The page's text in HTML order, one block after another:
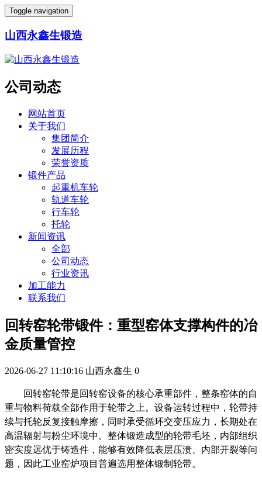
Toggle navigation
山西永鑫生锻造
公司动态
网站首页
关于我们
集团简介
发展历程
荣誉资质
锻件产品
起重机车轮
轨道车轮
行车轮
托轮
新闻资讯
全部
公司动态
行业资讯
加工能力
联系我们
回转窑轮带锻件：重型窑体支撑构件的冶
金质量管控
2026-06-27 11:10:16 山西永鑫生 0
回转窑轮带是回转窑设备的核心承重部件，整条窑体的自
重与物料荷载全部作用于轮带之上。设备运转过程中，轮带持
续与托轮反复接触摩擦，同时承受循环交变压应力，长期处在
高温辐射与粉尘环境中。整体锻造成型的轮带毛坯，内部组织
密实度远优于铸造件，能够有效降低表层压溃、内部开裂等问
题，因此工业窑炉项目普遍选用整体锻制轮带。